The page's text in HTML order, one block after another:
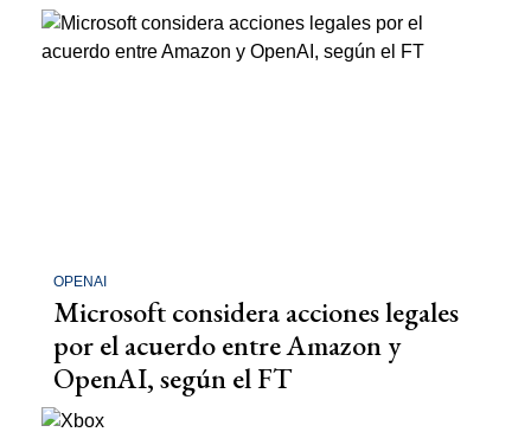
OPENAI
Microsoft considera acciones legales
por el acuerdo entre Amazon y
OpenAI, según el FT